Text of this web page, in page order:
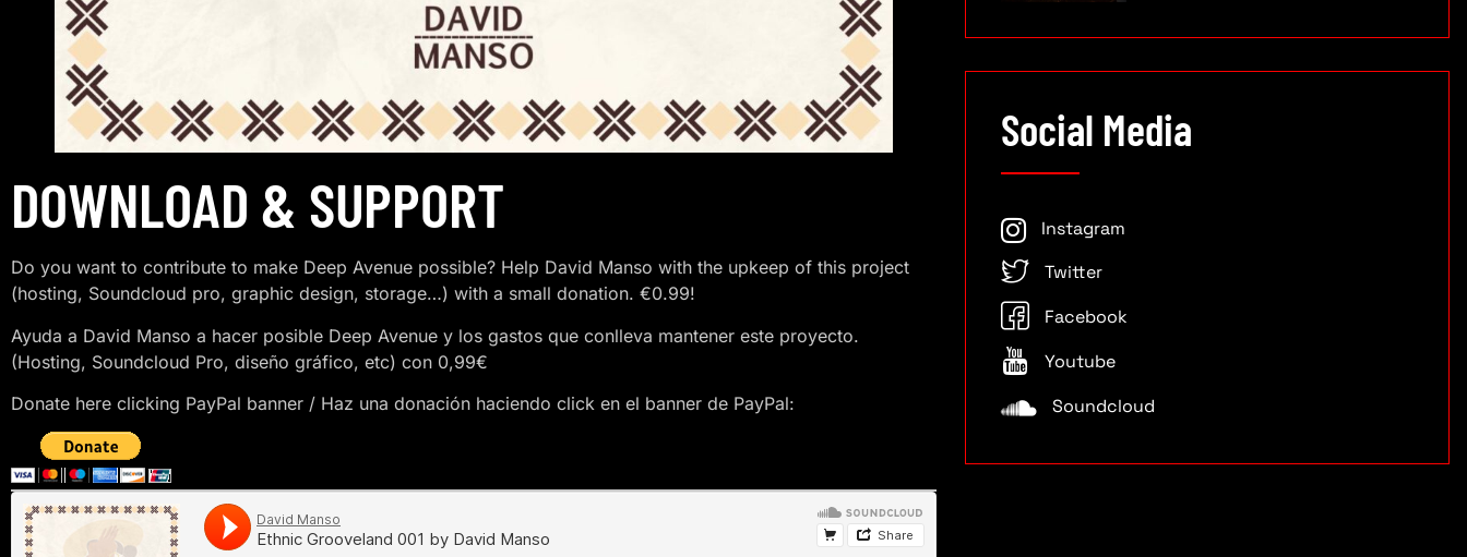
DOWNLOAD & SUPPORT
Do you want to contribute to make Deep Avenue possible? Help David Manso with the upkeep of this project
(hosting, Soundcloud pro, graphic design, storage…) with a small donation. €0.99!
Ayuda a David Manso a hacer posible Deep Avenue y los gastos que conlleva mantener este proyecto.
(Hosting, Soundcloud Pro, diseño gráfico, etc) con 0,99€
Donate here clicking PayPal banner / Haz una donación haciendo click en el banner de PayPal:
Social Media
Instagram
Twitter
Facebook
Youtube
Soundcloud